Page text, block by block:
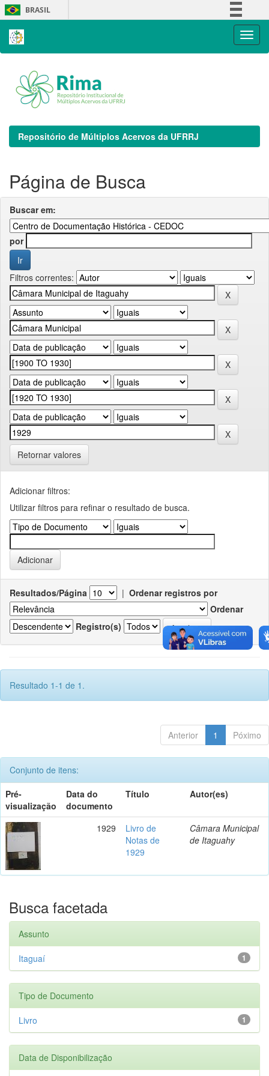
Skip
navigation
BRASIL
Repositório de Múltiplos Acervos da UFRRJ
Página de Busca
Buscar em:
por
Filtros correntes:
Retornar valores
Adicionar filtros:
Utilizar filtros para refinar o resultado de busca.
Resultados/Página | Ordenar registros por
Ordenar
Registro(s)
Resultado 1-1 de 1.
Anterior 1 Póximo
Conjunto de itens:
Pré-
visualização
Data do
documento
Título Autor(es)
1929
Livro de
Notas de
1929
Câmara Municipal
de Itaguahy
Busca facetada
Assunto
1
Itaguaí
Tipo de Documento
1
Livro
Data de Disponibilização